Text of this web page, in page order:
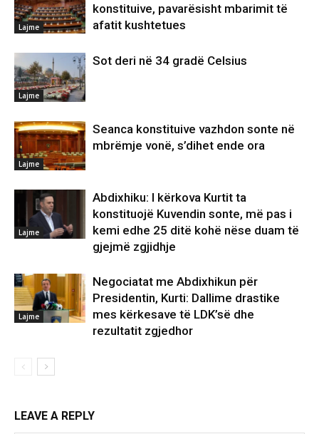
Lajme
konstituive, pavarësisht mbarimit të
afatit kushtetues
Lajme
Sot deri në 34 gradë Celsius
Lajme
Seanca konstituive vazhdon sonte në
mbrëmje vonë, s’dihet ende ora
Lajme
Abdixhiku: I kërkova Kurtit ta
konstituojë Kuvendin sonte, më pas i
kemi edhe 25 ditë kohë nëse duam të
gjejmë zgjidhje
Lajme
Negociatat me Abdixhikun për
Presidentin, Kurti: Dallime drastike
mes kërkesave të LDK’së dhe
rezultatit zgjedhor
LEAVE A REPLY